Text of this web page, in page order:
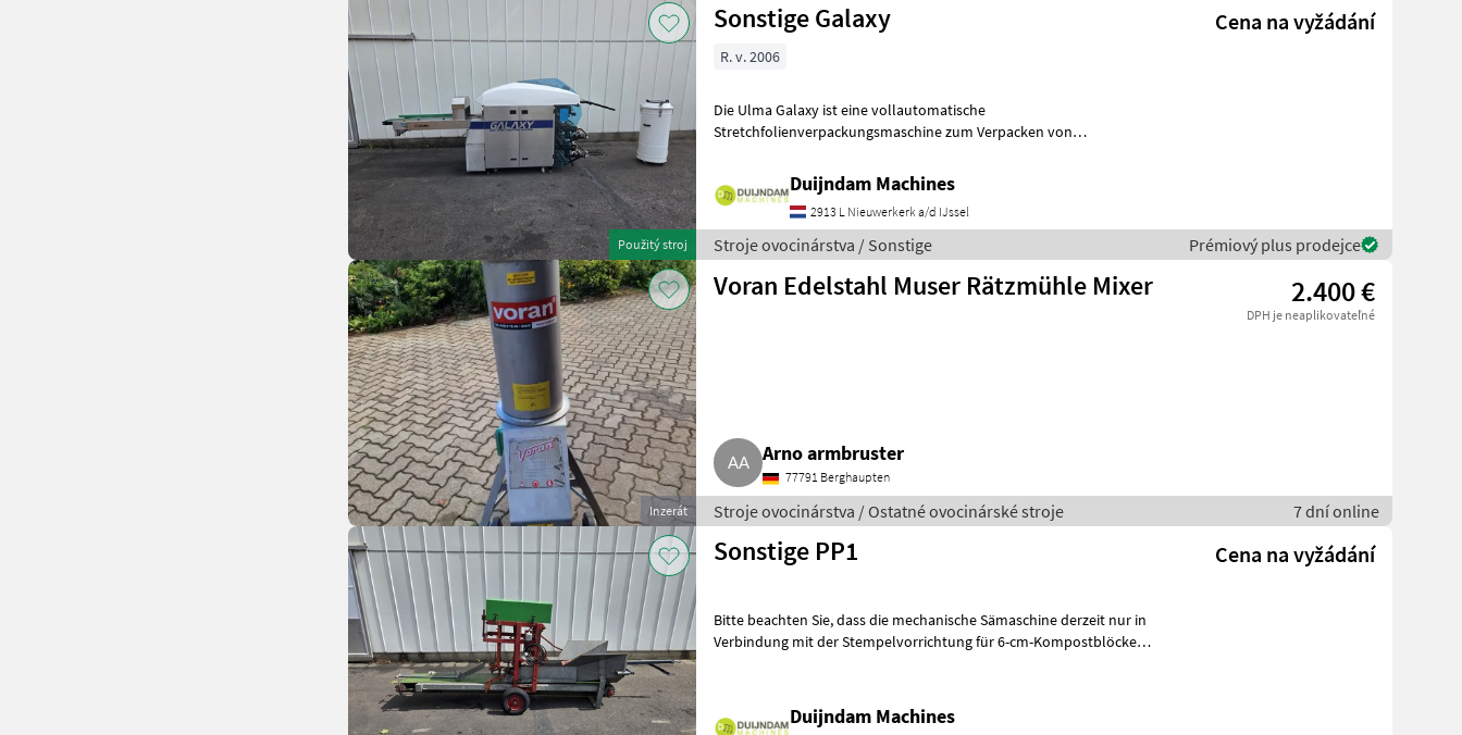
Použitý stroj
Sonstige Galaxy Cena na vyžádání
R. v. 2006
Die Ulma Galaxy ist eine vollautomatische
Stretchfolienverpackungsmaschine zum Verpacken von
Duijndam Machines
2913 L Nieuwerkerk a/d IJssel
Stroje ovocinárstva / Sonstige Prémiový plus prodejce
Inzerát
Voran Edelstahl Muser Rätzmühle Mixer 2.400 €
DPH je neaplikovateľné
Arno armbruster
77791 Berghaupten
Stroje ovocinárstva / Ostatné ovocinárské stroje 7 dní online
Sonstige PP1 Cena na vyžádání
Bitte beachten Sie, dass die mechanische Sämaschine derzeit nur in
Verbindung mit der Stempelvorrichtung für 6-cm-Kompostblöcke
Duijndam Machines